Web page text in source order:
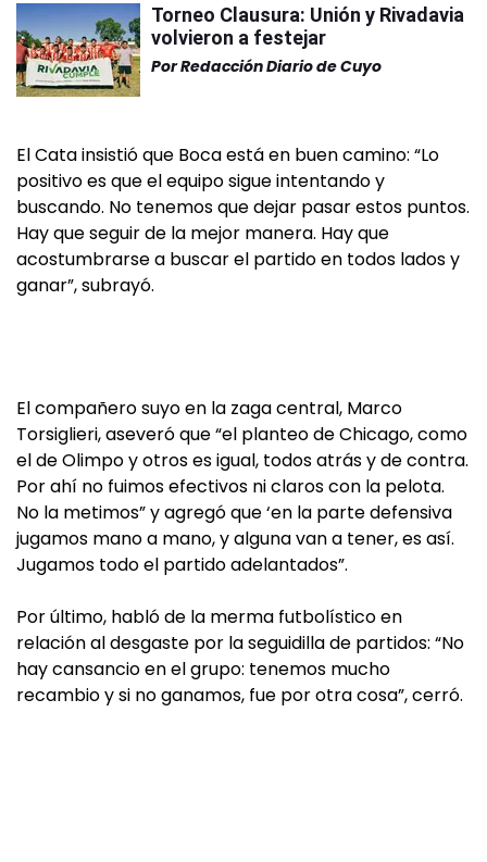
Torneo Clausura: Unión y Rivadavia
volvieron a festejar
PorRedacción Diario de Cuyo
El Cata insistió que Boca está en buen camino: “Lo
positivo es que el equipo sigue intentando y
buscando. No tenemos que dejar pasar estos puntos.
Hay que seguir de la mejor manera. Hay que
acostumbrarse a buscar el partido en todos lados y
ganar”, subrayó.
El compañero suyo en la zaga central, Marco
Torsiglieri, aseveró que “el planteo de Chicago, como
el de Olimpo y otros es igual, todos atrás y de contra.
Por ahí no fuimos efectivos ni claros con la pelota.
No la metimos” y agregó que ‘en la parte defensiva
jugamos mano a mano, y alguna van a tener, es así.
Jugamos todo el partido adelantados”.
Por último, habló de la merma futbolístico en
relación al desgaste por la seguidilla de partidos: “No
hay cansancio en el grupo: tenemos mucho
recambio y si no ganamos, fue por otra cosa”, cerró.